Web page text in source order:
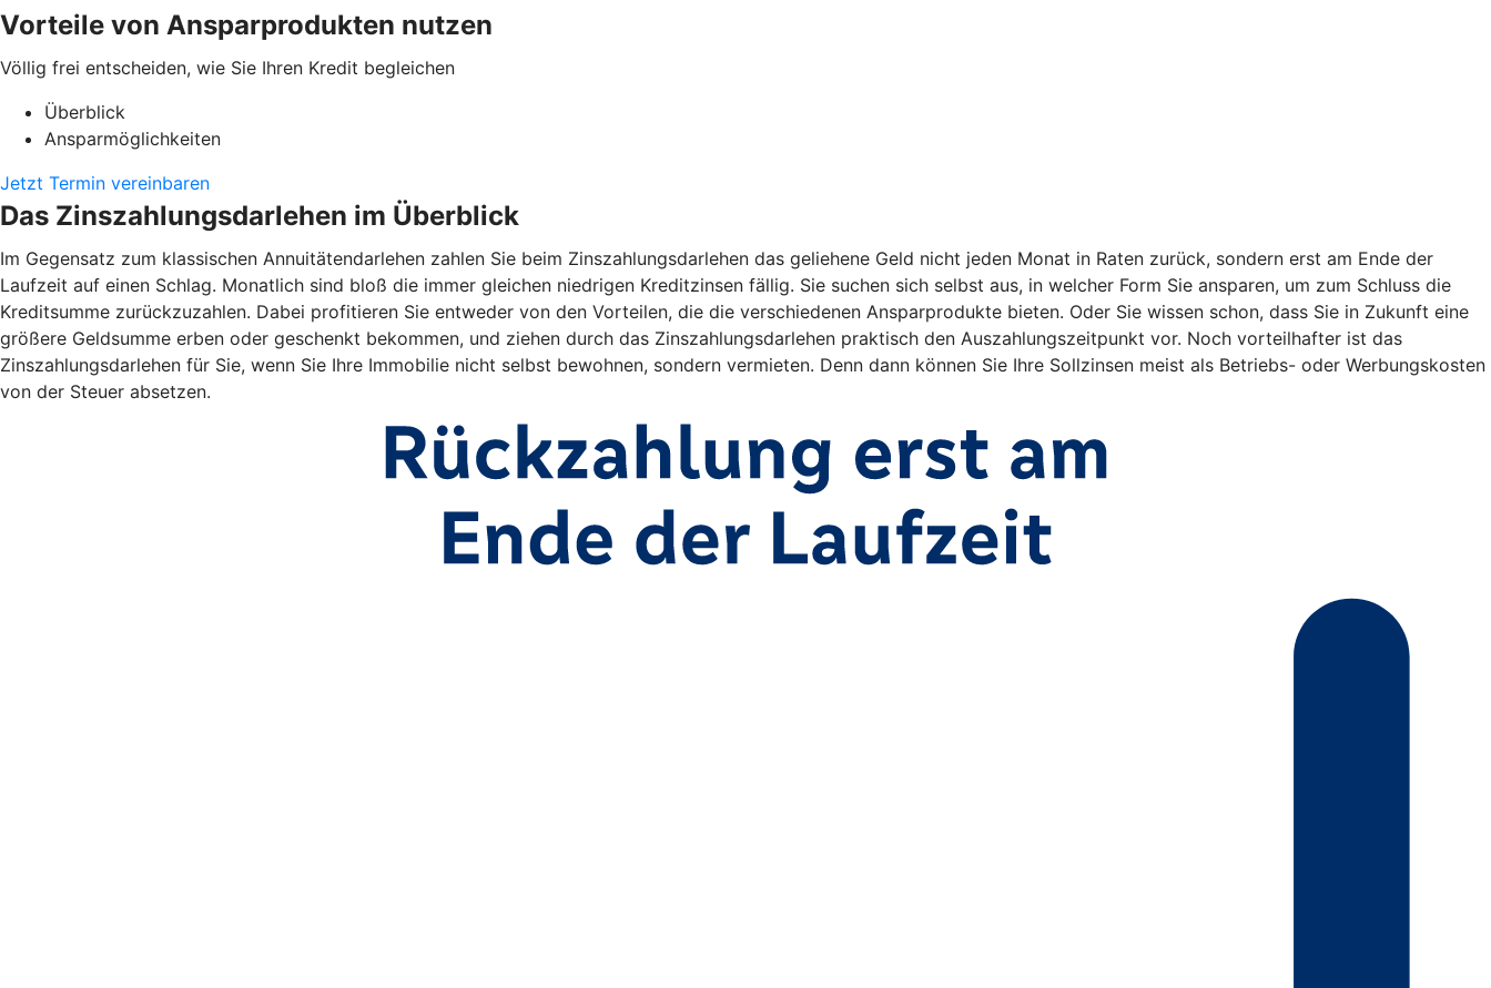
Vorteile von Ansparprodukten nutzen
Völlig frei entscheiden, wie Sie Ihren Kredit begleichen
Überblick
Ansparmöglichkeiten
Jetzt Termin vereinbaren
Das Zinszahlungsdarlehen im Überblick
Im Gegensatz zum klassischen Annuitätendarlehen zahlen Sie beim Zinszahlungsdarlehen das geliehene Geld nicht jeden Monat in Raten zurück, sondern erst am Ende der
Laufzeit auf einen Schlag. Monatlich sind bloß die immer gleichen niedrigen Kreditzinsen fällig. Sie suchen sich selbst aus, in welcher Form Sie ansparen, um zum Schluss die
Kreditsumme zurückzuzahlen. Dabei profitieren Sie entweder von den Vorteilen, die die verschiedenen Ansparprodukte bieten. Oder Sie wissen schon, dass Sie in Zukunft eine
größere Geldsumme erben oder geschenkt bekommen, und ziehen durch das Zinszahlungsdarlehen praktisch den Auszahlungszeitpunkt vor. Noch vorteilhafter ist das
Zinszahlungsdarlehen für Sie, wenn Sie Ihre Immobilie nicht selbst bewohnen, sondern vermieten. Denn dann können Sie Ihre Sollzinsen meist als Betriebs- oder Werbungskosten
von der Steuer absetzen.